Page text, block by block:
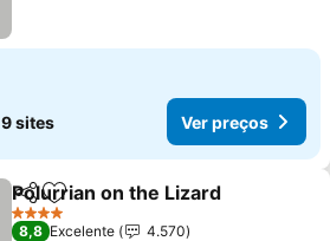
9 sites Ver preços
PartilharAdicionar aos favoritos
Polurrian on the Lizard
4 Estrelas
8,8 Excelente
4.570